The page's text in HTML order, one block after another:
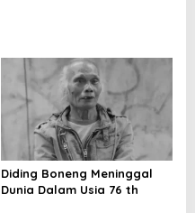
Diding Boneng Meninggal
Dunia Dalam Usia 76 th